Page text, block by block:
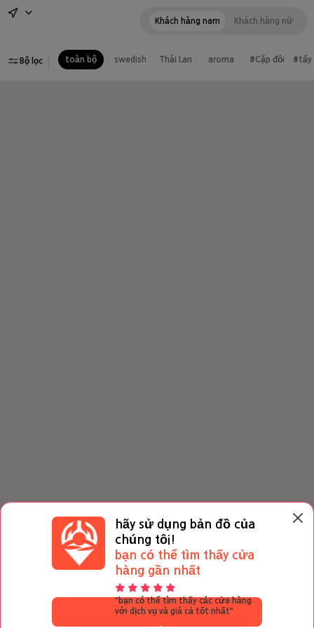
Khách hàng nam Khách hàng nữ
toàn bộ swedish Thái Lan aroma #Cặp đôi #tẩy
Bộ lọc
500,000VND
hãy sử dụng bản đồ của
chúng tôi!
bạn có thể tìm thấy cửa
hàng gần nhất
"bạn có thể tìm thấy các cửa hàng
với dịch vụ và giá cả tốt nhất"